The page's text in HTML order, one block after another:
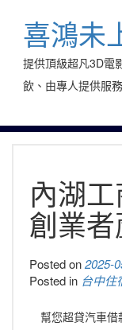
content喜鴻未
提供頂級超凡3D電
飲、由專人提供服
內湖
創業
Posted on2025-
Posted in 台中住
幫您超貸汽車